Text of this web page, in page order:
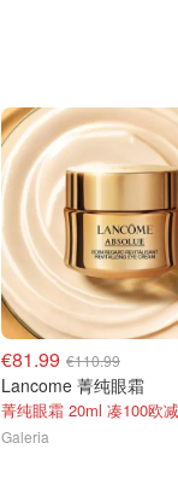
€81.99 €110.99
Lancome 菁纯眼霜
菁纯眼霜 20ml 凑100欧
Galeria